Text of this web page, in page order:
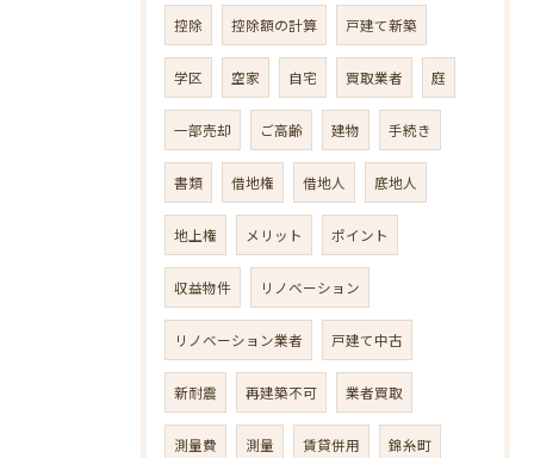
控除 控除額の計算 戸建て新築
学区 空家 自宅 買取業者 庭
一部売却 ご高齢 建物 手続き
書類 借地権 借地人 底地人
地上権 メリット ポイント
収益物件 リノベーション
リノベーション業者 戸建て中古
新耐震 再建築不可 業者買取
測量費 測量 賃貸併用 錦糸町